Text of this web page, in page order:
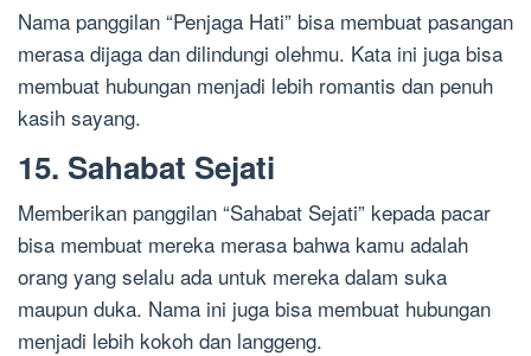
Nama panggilan “Penjaga Hati” bisa membuat pasangan
merasa dijaga dan dilindungi olehmu. Kata ini juga bisa
membuat hubungan menjadi lebih romantis dan penuh
kasih sayang.
15. Sahabat Sejati
Memberikan panggilan “Sahabat Sejati” kepada pacar
bisa membuat mereka merasa bahwa kamu adalah
orang yang selalu ada untuk mereka dalam suka
maupun duka. Nama ini juga bisa membuat hubungan
menjadi lebih kokoh dan langgeng.